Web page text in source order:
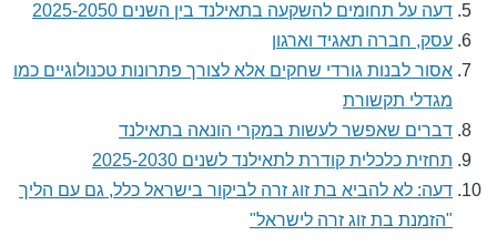
דעה על תחומים להשקעה בתאילנד בין השנים 2025-2050
עסק, חברה תאגיד וארגון
אסור לבנות גורדי שחקים אלא לצורך פתרונות טכנולוגיים כמו
מגדלי תקשורת
דברים שאפשר לעשות במקרי הונאה בתאילנד
תחזית כלכלית קודרת לתאילנד לשנים 2025-2030
דעה: לא להביא בת זוג זרה לביקור בישראל כלל, גם עם הליך
"הזמנת בת זוג זרה לישראל"